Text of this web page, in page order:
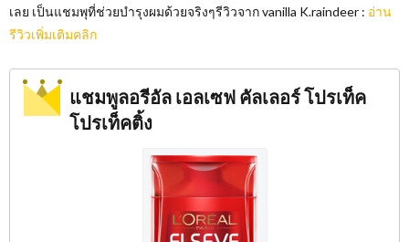
เลย เป็นแชมพุที่ช่วยบำรุงผมด้วยจริงๆรีวิวจาก vanilla K.raindeer : อ่าน
รีวิวเพิ่มเติมคลิก
แชมพูลอรีอัล เอลเซฟ คัลเลอร์ โปรเท็ค
โปรเท็คติ้ง